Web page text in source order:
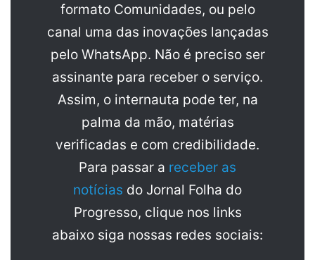
formato Comunidades, ou pelo
canal uma das inovações lançadas
pelo WhatsApp. Não é preciso ser
assinante para receber o serviço.
Assim, o internauta pode ter, na
palma da mão, matérias
verificadas e com credibilidade.
Para passar a receber as
notícias do Jornal Folha do
Progresso, clique nos links
abaixo siga nossas redes sociais: